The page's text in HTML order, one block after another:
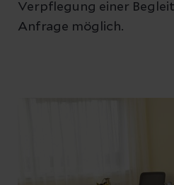
Verpflegung einer
Anfrage möglich.